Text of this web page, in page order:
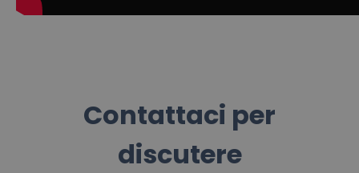
Contattaci per
discutere